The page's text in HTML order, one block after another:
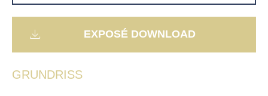
EXPOSÉ DOWNLOAD
GRUNDRISS